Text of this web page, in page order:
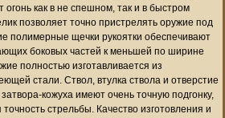
огонь как в не спешном, так и в быстром
позволяет точно пристрелять оружие под
полимерные щечки рукоятки обеспечивают
боковых частей к меньшей по ширине
полностью изготавливается из
стали. Ствол, втулка ствола и отверстие
кожуха имеют очень точную подгонку,
стрельбы. Качество изготовления и